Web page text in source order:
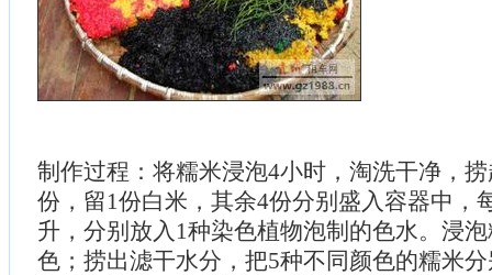
制作过程：将糯米浸泡4小时，淘洗干净，
份，留1份白米，其余4份分别盛入容器中，
升，分别放入1种染色植物泡制的色水。浸
色；捞出滤干水分，把5种不同颜色的糯米